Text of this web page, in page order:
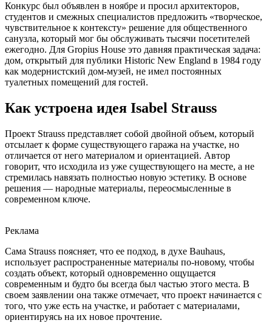
Конкурс был объявлен в ноябре и просил архитекторов,
студентов и смежных специалистов предложить «творческое,
чувствительное к контексту» решение для общественного
санузла, который мог бы обслуживать тысячи посетителей
ежегодно. Для Gropius House это давняя практическая задача:
дом, открытый для публики Historic New England в 1984 году
как модернистский дом-музей, не имел постоянных
туалетных помещений для гостей.
Как устроена идея Isabel Strauss
Проект Strauss представляет собой двойной объем, который
отсылает к форме существующего гаража на участке, но
отличается от него материалом и ориентацией. Автор
говорит, что исходила из уже существующего на месте, а не
стремилась навязать полностью новую эстетику. В основе
решения — народные материалы, переосмысленные в
современном ключе.
Реклама
Сама Strauss поясняет, что ее подход, в духе Bauhaus,
использует распространенные материалы по-новому, чтобы
создать объект, который одновременно ощущается
современным и будто бы всегда был частью этого места. В
своем заявлении она также отмечает, что проект начинается с
того, что уже есть на участке, и работает с материалами,
ориентируясь на их новое прочтение.